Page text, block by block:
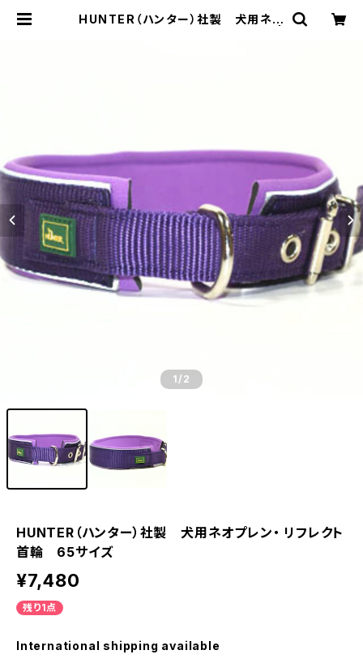
HUNTER（ハンター）社製 犬用ネオ
1/2
HUNTER（ハンター）社製 犬用ネオプレン・ リフレクト
首輪 65サイズ
¥7,480
残り1点
International shipping available